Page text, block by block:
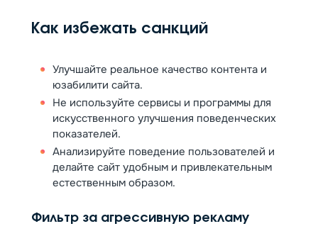
Как избежать санкций
Улучшайте реальное качество контента и
юзабилити сайта.
Не используйте сервисы и программы для
искусственного улучшения поведенческих
показателей.
Анализируйте поведение пользователей и
делайте сайт удобным и привлекательным
естественным образом.
Фильтр за агрессивную рекламу